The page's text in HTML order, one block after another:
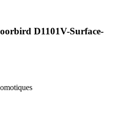
D1101V-Surface-